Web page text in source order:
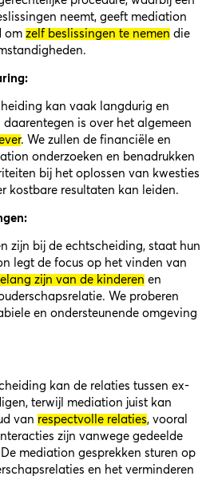
neemt, geeft mediation
om zelf beslissingen te nemen die
kan vaak langdurig en
is over het algemeen
. We zullen de financiële en
onderzoeken en benadrukken
bij het oplossen van kwesties
kostbare resultaten kan leiden.
zijn bij de echtscheiding, staat hun
legt de focus op het vinden van
zijn van de kinderen en
We proberen
en ondersteunende omgeving
kan de relaties tussen ex-
terwijl mediation juist kan
van respectvolle relaties, vooral
zijn vanwege gedeelde
mediation gesprekken sturen op
en het verminderen